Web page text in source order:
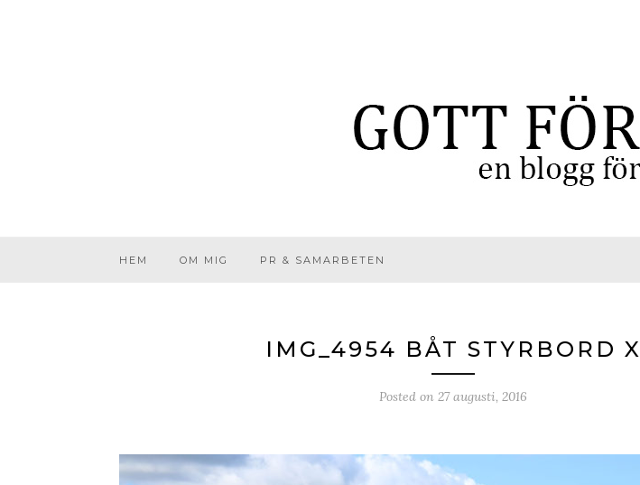
HEM OM MIG PR & SAMARBETEN
IMG_4954 BÅT STYRBORD X
Posted on 27 augusti, 2016